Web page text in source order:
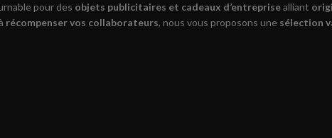
pour des objets publicitaires et cadeaux d’entreprisealliant
récompenser vos collaborateurs, nous vous proposons une sélection